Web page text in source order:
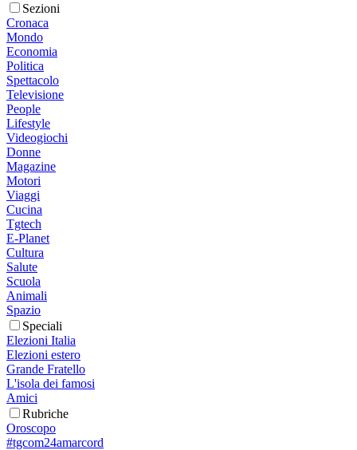
Sezioni
Cronaca
Mondo
Economia
Politica
Spettacolo
Televisione
People
Lifestyle
Videogiochi
Donne
Magazine
Motori
Viaggi
Cucina
Tgtech
E-Planet
Cultura
Salute
Scuola
Animali
Spazio
Speciali
Elezioni Italia
Elezioni estero
Grande Fratello
L'isola dei famosi
Amici
Rubriche
Oroscopo
#tgcom24amarcord